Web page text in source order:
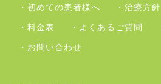
・初めての患者様へ ・治療方針
・料金表
・よくあるご質問
・お問い合わせ